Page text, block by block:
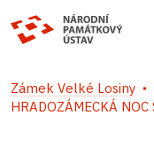
Zámek Velké Losiny
HRADOZÁMECKÁ